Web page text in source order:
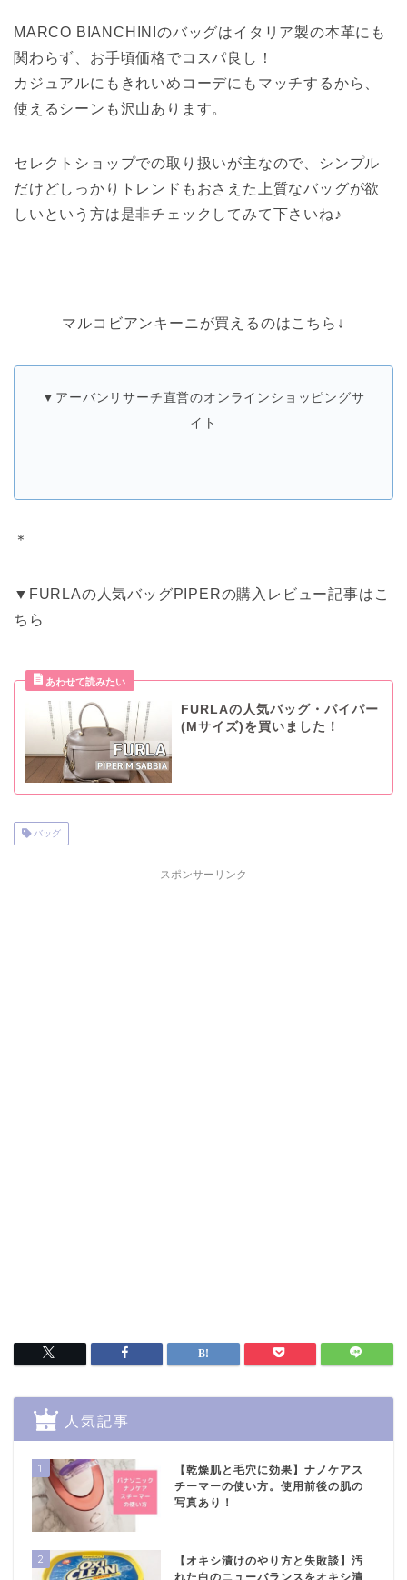
MARCO BIANCHINIのバッグはイタリア製の本革にも
関わらず、お手頃価格でコスパ良し！
カジュアルにもきれいめコーデにもマッチするから、
使えるシーンも沢山あります。
セレクトショップでの取り扱いが主なので、シンプル
だけどしっかりトレンドもおさえた上質なバッグが欲
しいという方は是非チェックしてみて下さいね♪
マルコビアンキーニが買えるのはこちら↓
▼アーバンリサーチ直営のオンラインショッピングサ
イト
＊
▼FURLAの人気バッグPIPERの購入レビュー記事はこ
ちら
FURLAの人気バッグ・パイパー
(Mサイズ)を買いました！
バッグ
スポンサーリンク
人気記事
1
【乾燥肌と毛穴に効果】ナノケアス
チーマーの使い方。使用前後の肌の
写真あり！
2
【オキシ漬けのやり方と失敗談】汚
れた白のニューバランスをオキシ漬